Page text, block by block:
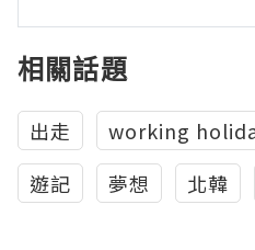
相關話題
出走 working
遊記
夢想 北韓